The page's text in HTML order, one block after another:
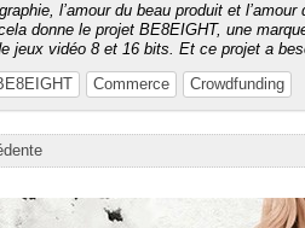
l’amour du beau produit et
donne le projet BE8EIGHT, une
jeux vidéo 8 et 16 bits. Et ce projet a
Commerce Crowdfunding